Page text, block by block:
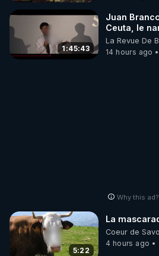
1:45:43
Juan
Ceuta, le
pouvoir en
La Revue De
14 hours ago
Why this ad?
5:22
La
Coeur de
4 hours ago